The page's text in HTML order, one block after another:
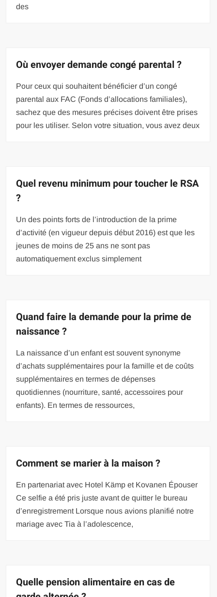
des
Où envoyer demande congé parental ?
Pour ceux qui souhaitent bénéficier d’un congé
parental aux FAC (Fonds d’allocations familiales),
sachez que des mesures précises doivent être prises
pour les utiliser. Selon votre situation, vous avez deux
Quel revenu minimum pour toucher le RSA
?
Un des points forts de l’introduction de la prime
d’activité (en vigueur depuis début 2016) est que les
jeunes de moins de 25 ans ne sont pas
automatiquement exclus simplement
Quand faire la demande pour la prime de
naissance ?
La naissance d’un enfant est souvent synonyme
d’achats supplémentaires pour la famille et de coûts
supplémentaires en termes de dépenses
quotidiennes (nourriture, santé, accessoires pour
enfants). En termes de ressources,
Comment se marier à la maison ?
En partenariat avec Hotel Kämp et Kovanen Épouser
Ce selfie a été pris juste avant de quitter le bureau
d’enregistrement Lorsque nous avions planifié notre
mariage avec Tia à l’adolescence,
Quelle pension alimentaire en cas de